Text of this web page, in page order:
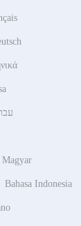
Magyar
Bahasa Indonesia